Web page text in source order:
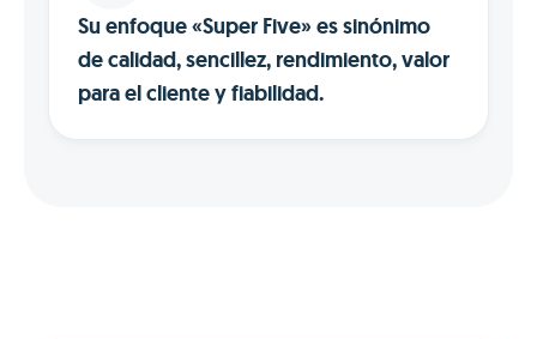
Su enfoque «Super Five» es sinónimo
de calidad, sencillez, rendimiento, valor
para el cliente y fiabilidad.